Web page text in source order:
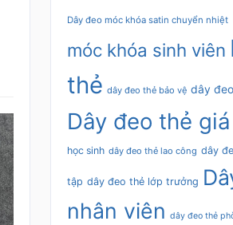
Dây đeo móc khóa satin chuyển nhiệt
móc khóa sinh viên
thẻ dây đeo thẻ bảo vệ dây
Dây đeo thẻ
học sinh dây đeo thẻ lao công dây
tập dây đeo thẻ lớp trưởng
nhân viên dây đeo thẻ